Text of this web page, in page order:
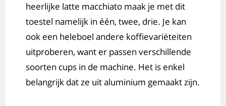
heerlijke latte macchiato maak je met dit
toestel namelijk in één, twee, drie. Je kan
ook een heleboel andere koffievariëteiten
uitproberen, want er passen verschillende
soorten cups in de machine. Het is enkel
belangrijk dat ze uit aluminium gemaakt zijn.